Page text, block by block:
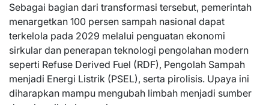
Sebagai bagian dari transformasi tersebut, pemerintah
menargetkan 100 persen sampah nasional dapat
terkelola pada 2029 melalui penguatan ekonomi
sirkular dan penerapan teknologi pengolahan modern
seperti Refuse Derived Fuel (RDF), Pengolah Sampah
menjadi Energi Listrik (PSEL), serta pirolisis. Upaya ini
diharapkan mampu mengubah limbah menjadi sumber